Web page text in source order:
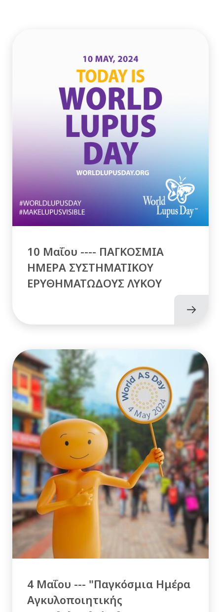
10 Μαΐου ---- ΠΑΓΚΟΣΜΙΑ
ΗΜΕΡΑ ΣΥΣΤΗΜΑΤΙΚΟΥ
ΕΡΥΘΗΜΑΤΩΔΟΥΣ ΛΥΚΟΥ
4 Μαΐου --- "Παγκόσμια Ημέρα
Αγκυλοποιητικής